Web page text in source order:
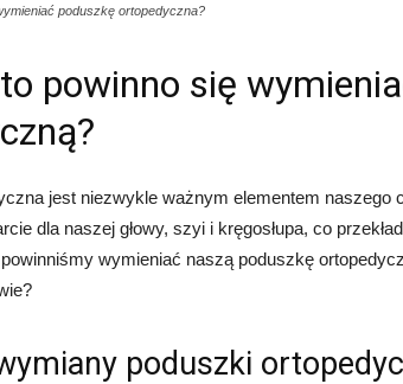
poduszkę ortopedyczna?
powinno się
jest niezwykle ważnym elementem naszego
dla naszej głowy, szyi i kręgosłupa, co
wymieniać naszą poduszkę
poduszki